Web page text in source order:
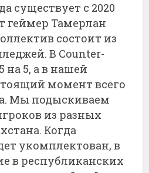
существует с 2020
геймер Тамерлан
состоит из
В Counter-
на 5, а в нашей
момент всего
Мы подыскиваем
из разных
Когда
укомплектован, в
в республиканских